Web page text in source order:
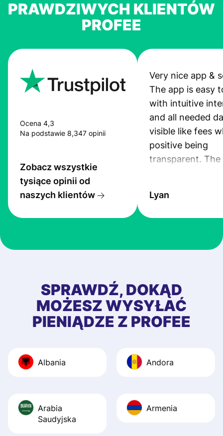
PRAWDZIWYCH KLIENTÓW
PROFEE
Ocena 4,3
Na podstawie 8,347 opinii
Zobacz wszystkie
tysiące opinii od
naszych klientów
Very nice app &
The app is easy
with intuitive
and all needed
visible like fees
positive being
transparent. The
the exchange
at Profee is very
first started
app, and they
quick to provide
and helpful
Recommend it!
Lyan
SPRAWDŹ, DOKĄD
MOŻESZ WYSYŁAĆ
PIENIĄDZE Z PROFEE
Albania Andora
Arabia
Saudyjska
Armenia